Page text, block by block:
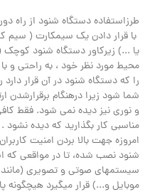
طرزاستفاده دستگاه شنود از راه
با قرار دادن يک سيمکارت ( سيم
يا ...) زیرکاور دستگاه شنود
محیط مورد نظر خود ، به راحتی
را که دستگاه شنود در آن قرار
شما شود زيرا درهنگام برقرارشدن
و نوری نیز ديده نمی شود. فقط
مناسبی کار بگذاريد که ديده نشود .
امروزه جهت بالا بردن امنیت
شنود نصب شده، تا در مواقعی که
سیستمهای صوتی و تصویری (مانند
موبایل و...) قرار میگیرد هیچگونه